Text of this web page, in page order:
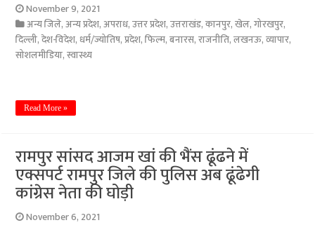
November 9, 2021
अन्य जिले,अन्य प्रदेश,अपराध,उत्तर प्रदेश,उत्तराखंड,कानपुर,खेल,गोरखपुर,
दिल्ली,देश-विदेश, धर्म/ज्योतिष,प्रदेश,फिल्म,बनारस,राजनीति,लखनऊ,व्यापार,
सोशलमीडिया,स्वास्थ्य
Read More »
रामपुर सांसद आजम खां की भैंस ढूंढने में
एक्सपर्ट रामपुर जिले की पुलिस अब ढूंढेगी
कांग्रेस नेता की घोड़ी
November 6, 2021